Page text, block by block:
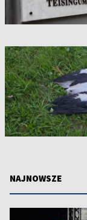
NAJNOWSZE